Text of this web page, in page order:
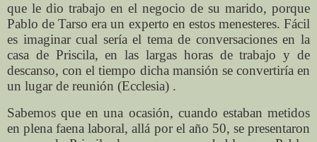
que le dio trabajo en el negocio de su marido, porque
Pablo de Tarso era un experto en estos menesteres. Fácil
es imaginar cual sería el tema de conversaciones en la
casa de Priscila, en las largas horas de trabajo y de
descanso, con el tiempo dicha mansión se convertiría en
un lugar de reunión (Ecclesia) .
Sabemos que en una ocasión, cuando estaban metidos
en plena faena laboral, allá por el año 50, se presentaron